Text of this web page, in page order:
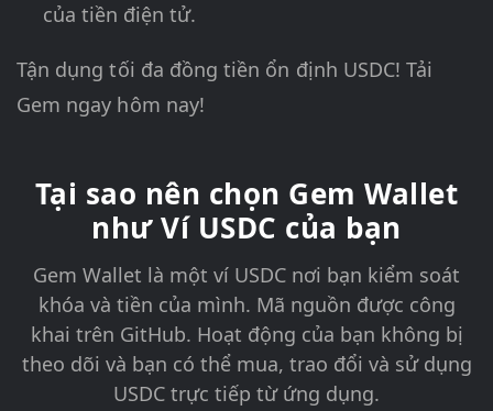
của tiền điện tử.
Tận dụng tối đa đồng tiền ổn định USDC! Tải
Gem ngay hôm nay!
Tại sao nên chọn Gem Wallet
như Ví USDC của bạn
Gem Wallet là một ví USDC nơi bạn kiểm soát
khóa và tiền của mình. Mã nguồn được công
khai trên GitHub. Hoạt động của bạn không bị
theo dõi và bạn có thể mua, trao đổi và sử dụng
USDC trực tiếp từ ứng dụng.